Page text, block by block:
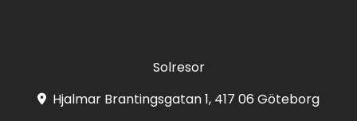
Solresor
Hjalmar Brantingsgatan 1, 417 06 Göteborg